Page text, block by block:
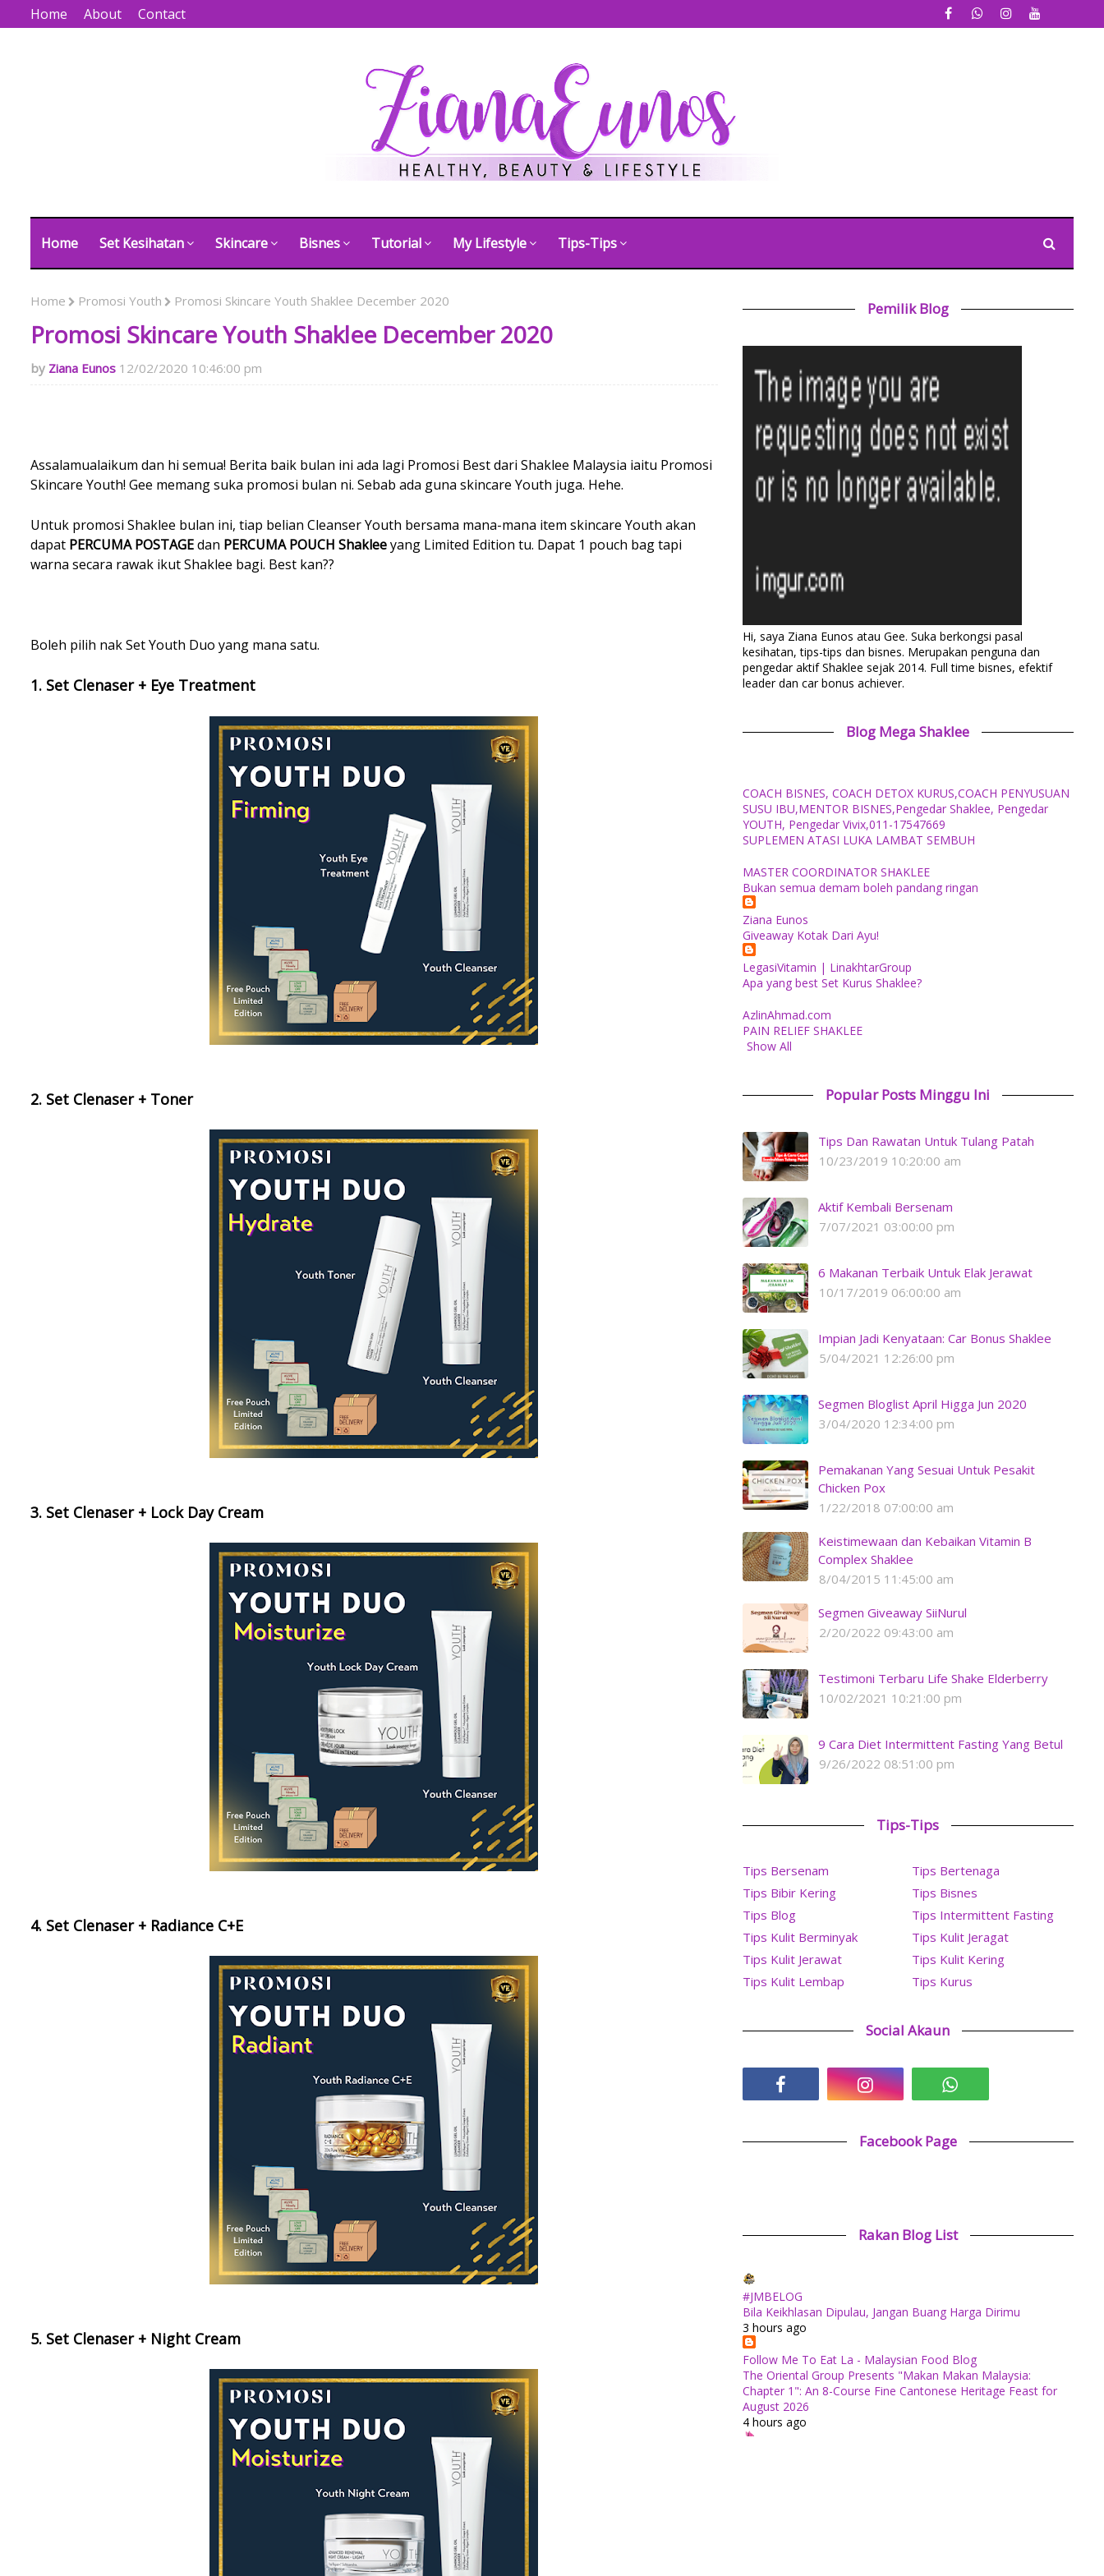
Home About Contact
Home Set Kesihatan Skincare Bisnes Tutorial My Lifestyle Tips-Tips
Home Promosi Youth Promosi Skincare Youth Shaklee December 2020
Promosi Skincare Youth Shaklee December 2020
Ziana Eunos 12/02/2020 10:46:00 pm
Assalamualaikum dan hi semua! Berita baik bulan ini ada lagi Promosi Best dari Shaklee Malaysia iaitu Promosi
Skincare Youth! Gee memang suka promosi bulan ni. Sebab ada guna skincare Youth juga. Hehe.
Untuk promosi Shaklee bulan ini, tiap belian Cleanser Youth bersama mana-mana item skincare Youth akan
dapat PERCUMA POSTAGEdan PERCUMA POUCH Shakleeyang Limited Edition tu. Dapat 1 pouch bag tapi
warna secara rawak ikut Shaklee bagi. Best kan??
Boleh pilih nak Set Youth Duo yang mana satu.
1. Set Clenaser + Eye Treatment
2. Set Clenaser + Toner
3. Set Clenaser + Lock Day Cream
4. Set Clenaser + Radiance C+E
5. Set Clenaser + Night Cream
Pemilik Blog
Hi, saya Ziana Eunos atau Gee. Suka berkongsi pasal
kesihatan, tips-tips dan bisnes. Merupakan penguna dan
pengedar aktif Shaklee sejak 2014. Full time bisnes, efektif
leader dan car bonus achiever.
Blog Mega Shaklee
COACH BISNES, COACH DETOX KURUS,COACH PENYUSUAN
SUSU IBU,MENTOR BISNES,Pengedar Shaklee, Pengedar
YOUTH, Pengedar Vivix,011-17547669
SUPLEMEN ATASI LUKA LAMBAT SEMBUH
MASTER COORDINATOR SHAKLEE
Bukan semua demam boleh pandang ringan
Ziana Eunos
Giveaway Kotak Dari Ayu!
LegasiVitamin | LinakhtarGroup
Apa yang best Set Kurus Shaklee?
AzlinAhmad.com
PAIN RELIEF SHAKLEE
Show All
Popular Posts Minggu Ini
Tips Dan Rawatan Untuk Tulang Patah
10/23/2019 10:20:00 am
Aktif Kembali Bersenam
7/07/2021 03:00:00 pm
6 Makanan Terbaik Untuk Elak Jerawat
10/17/2019 06:00:00 am
Impian Jadi Kenyataan: Car Bonus Shaklee
5/04/2021 12:26:00 pm
Segmen Bloglist April Higga Jun 2020
3/04/2020 12:34:00 pm
Pemakanan Yang Sesuai Untuk Pesakit
Chicken Pox
1/22/2018 07:00:00 am
Keistimewaan dan Kebaikan Vitamin B
Complex Shaklee
8/04/2015 11:45:00 am
Segmen Giveaway SiiNurul
2/20/2022 09:43:00 am
Testimoni Terbaru Life Shake Elderberry
10/02/2021 10:21:00 pm
9 Cara Diet Intermittent Fasting Yang Betul
9/26/2022 08:51:00 pm
Tips-Tips
Tips Bersenam
Tips Bertenaga
Tips Bibir Kering
Tips Bisnes
Tips Blog
Tips Intermittent Fasting
Tips Kulit Berminyak
Tips Kulit Jeragat
Tips Kulit Jerawat
Tips Kulit Kering
Tips Kulit Lembap
Tips Kurus
Social Akaun
Facebook Page
Rakan Blog List
#JMBELOG
Bila Keikhlasan Dipulau, Jangan Buang Harga Dirimu
3 hours ago
Follow Me To Eat La - Malaysian Food Blog
The Oriental Group Presents "Makan Makan Malaysia:
Chapter 1": An 8-Course Fine Cantonese Heritage Feast for
August 2026
4 hours ago